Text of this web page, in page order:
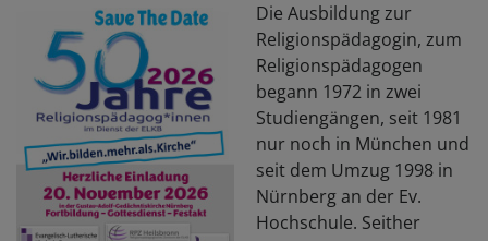
Die Ausbildung zur
Religionspädagogin, zum
Religionspädagogen
begann 1972 in zwei
Studiengängen, seit 1981
nur noch in München und
seit dem Umzug 1998 in
Nürnberg an der Ev.
Hochschule. Seither